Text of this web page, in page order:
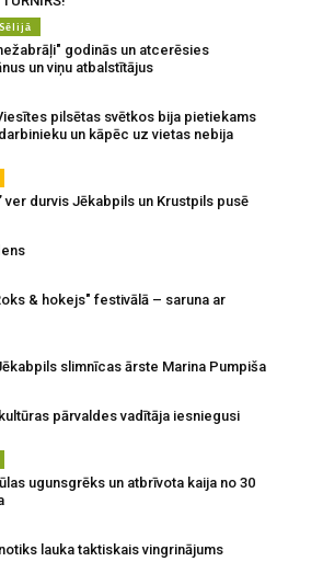
godinās un atcerēsies
un viņu atbalstītājus
pilsētas svētkos bija pietiekams
un kāpēc uz vietas nebija
ver durvis Jēkabpils un Krustpils pusē
& hokejs" festivālā – saruna ar
slimnīcas ārste Marina Pumpiša
pārvaldes vadītāja iesniegusi
ugunsgrēks un atbrīvota kaija no 30
lauka taktiskais vingrinājums